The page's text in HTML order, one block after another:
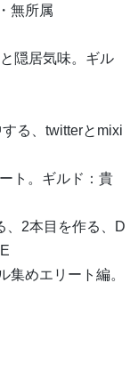
無所属
隠居気味。ギル
る、twitterとmixi
ト。ギルド：貴
2本目を作る、D
めエリート編。